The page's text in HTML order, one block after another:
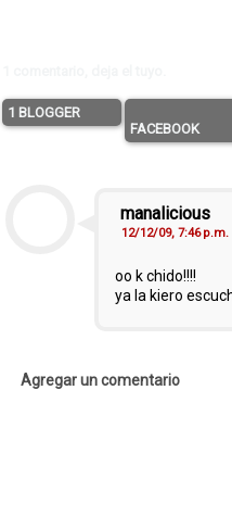
1 BLOGGER
FACEBOOK
manalicious
12/12/09, 7:46 p.m.
oo k chido!!!!
ya la kiero
Agregar un comentario